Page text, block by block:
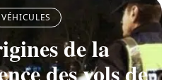
VÉHICULES
de la
des vols de